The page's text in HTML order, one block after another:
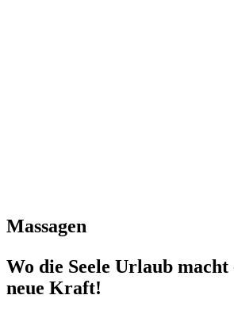
Massagen
Wo die Seele Urlaub macht
neue Kraft!